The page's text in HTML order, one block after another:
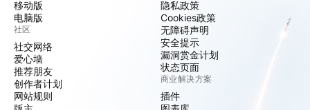
移动版
电脑版
社区
社交网络
爱心墙
推荐朋友
创作者计划
网站规则
隐私政策
Cookies政策
无障碍声明
安全提示
漏洞赏金计划
状态页面
商业解决方案
插件